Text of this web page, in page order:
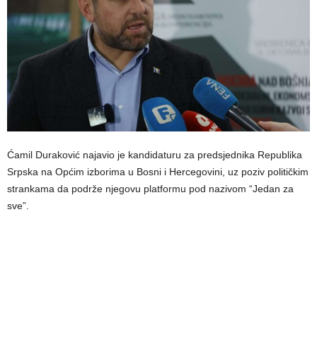
Ćamil Duraković najavio je kandidaturu za predsjednika Republika
Srpska na Općim izborima u Bosni i Hercegovini, uz poziv političkim
strankama da podrže njegovu platformu pod nazivom “Jedan za
sve”.